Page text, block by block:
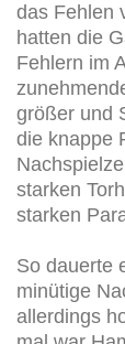
das Fehlen
hatten die
Fehlern im
größer und
die knappe
starken
starken
So dauerte
minütige
allerdings